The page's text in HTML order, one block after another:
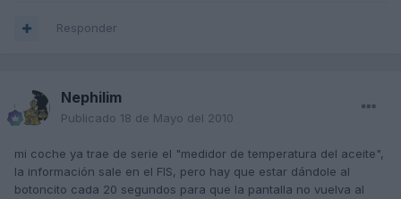
Responder
Nephilim
Publicado 18 de Mayo del 2010
mi coche ya trae de serie el "medidor de temperatura del aceite",
la información sale en el FIS, pero hay que estar dándole al
botoncito cada 20 segundos para que la pantalla no vuelva al